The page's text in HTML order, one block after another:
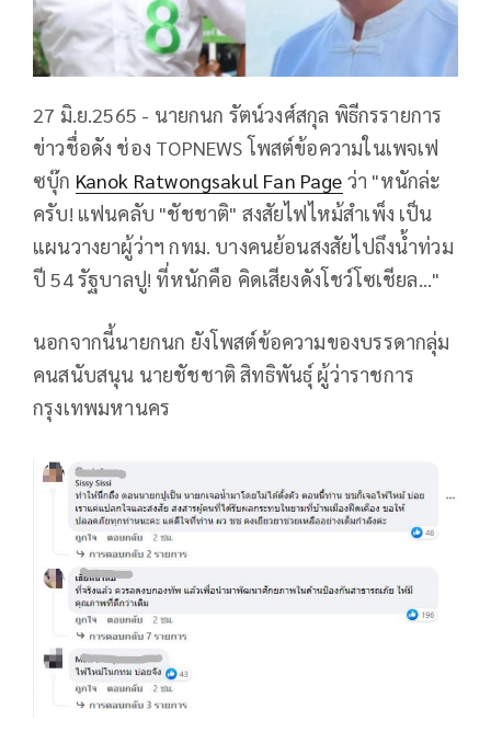
27 มิ.ย.2565 - นายกนก รัตน์วงศ์สกุล พิธีกรรายการ
ข่าวชื่อดัง ช่อง TOPNEWS โพสต์ข้อความในเพจเฟ
ซบุ๊ก Kanok Ratwongsakul Fan Page ว่า "หนักล่ะ
ครับ! แฟนคลับ "ชัชชาติ" สงสัยไฟไหม้สำเพ็ง เป็น
แผนวางยาผู้ว่าฯ กทม. บางคนย้อนสงสัยไปถึงน้ำท่วม
ปี 54 รัฐบาลปู! ที่หนักคือ คิดเสียงดังโชว์โซเชียล..."
นอกจากนี้นายกนก ยังโพสต์ข้อความของบรรดากลุ่ม
คนสนับสนุน นายชัชชาติ สิทธิพันธุ์ ผู้ว่าราชการ
กรุงเทพมหานคร